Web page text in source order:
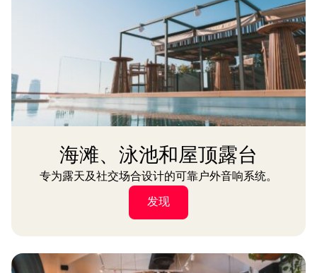
海滩、泳池和屋顶露台
专为露天及社交场合设计的可靠户外音响系统。
发现